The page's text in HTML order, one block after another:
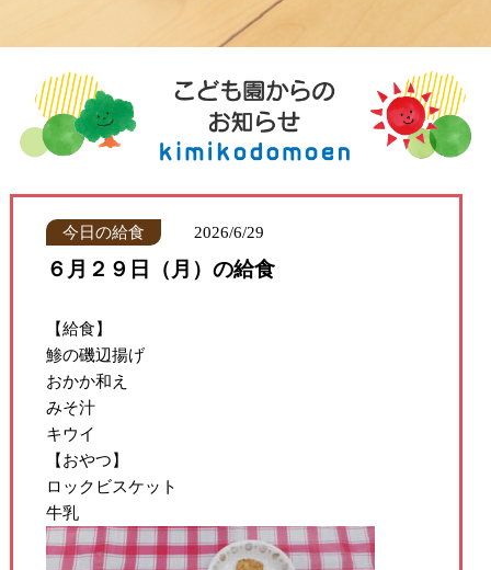
今日の給食 2026/6/29
６月２９日（月）の給食
【給食】
鯵の磯辺揚げ
おかか和え
みそ汁
キウイ
【おやつ】
ロックビスケット
牛乳